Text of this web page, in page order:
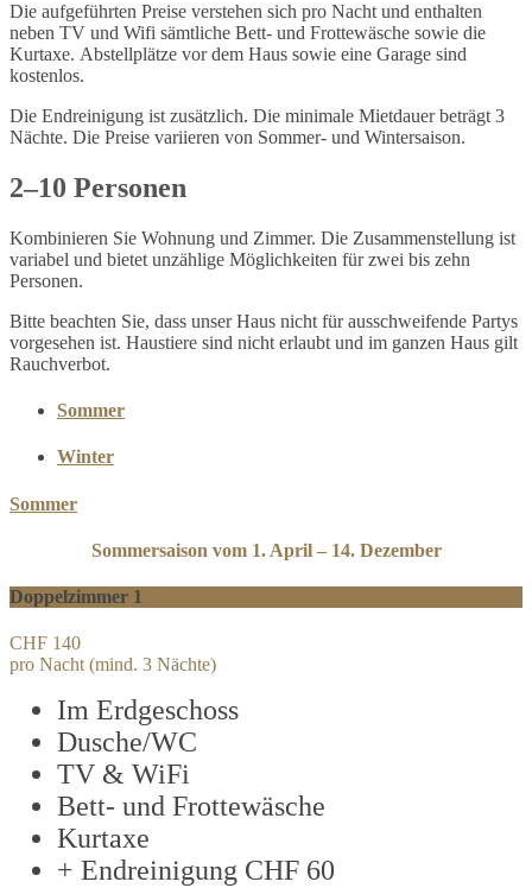
Die aufgeführten Preise verstehen sich pro Nacht und enthalten
neben TV und Wifi sämtliche Bett- und Frottewäsche sowie die
Kurtaxe. Abstellplätze vor dem Haus sowie eine Garage sind
kostenlos.
Die Endreinigung ist zusätzlich. Die minimale Mietdauer beträgt 3
Nächte. Die Preise variieren von Sommer- und Wintersaison.
2–10 Personen
Kombinieren Sie Wohnung und Zimmer. Die Zusammenstellung ist
variabel und bietet unzählige Möglichkeiten für zwei bis zehn
Personen.
Bitte beachten Sie, dass unser Haus nicht für ausschweifende Partys
vorgesehen ist. Haustiere sind nicht erlaubt und im ganzen Haus gilt
Rauchverbot.
Sommer
Winter
Sommer
Sommersaison vom 1. April – 14. Dezember
Doppelzimmer 1
CHF 140
pro Nacht (mind. 3 Nächte)
Im Erdgeschoss
Dusche/WC
TV & WiFi
Bett- und Frottewäsche
Kurtaxe
+ Endreinigung CHF 60